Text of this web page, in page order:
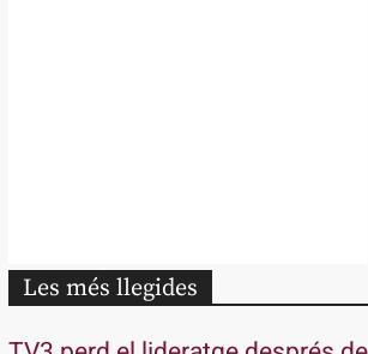
Les més llegides